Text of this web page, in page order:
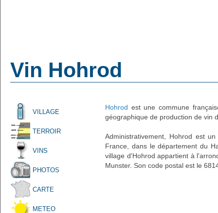
Vin Hohrod
VILLAGE
TERROIR
VINS
PHOTOS
CARTE
METEO
Hohrod est une commune
géographique de production de vin
Administrativement, Hohrod est
France, dans le département du
village d'Hohrod appartient à
Munster. Son code postal est le